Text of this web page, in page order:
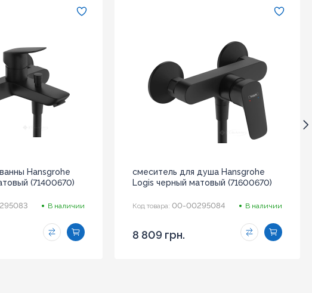
Hansgrohe
(71400670)
В наличии
смеситель для душа Hansgrohe
Logis черный матовый (71600670)
Код товара: 00-00295084 В наличии
8 809 грн.